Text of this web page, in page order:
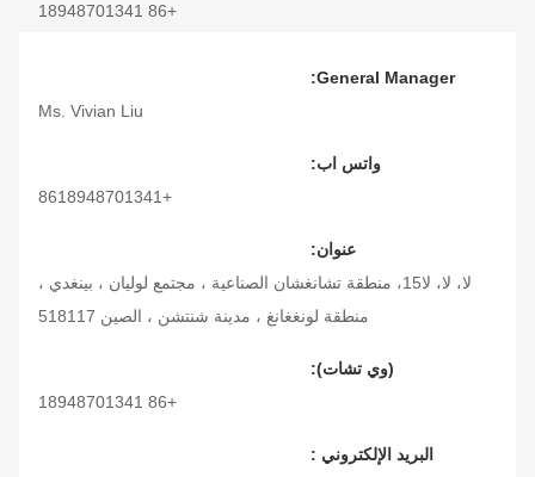
+86 18948701341
General Manager:
Ms. Vivian Liu
واتس اب:
+8618948701341
عنوان:
لا، لا، لا15، منطقة تشانغشان الصناعية ، مجتمع لوليان ، بينغدي ،
منطقة لونغغانغ ، مدينة شنتشن ، الصين 518117
(وي تشات):
+86 18948701341
البريد الإلكتروني :